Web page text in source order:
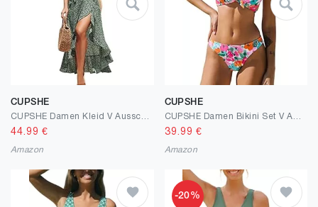
CUPSHE
44.99 €
Amazon
CUPSHE
39.99 €
Amazon
-20%